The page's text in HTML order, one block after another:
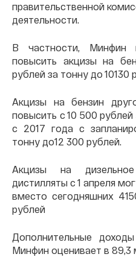
правительственной
деятельности.
В частности, Минфин
повысить акцизы на
рублей за тонну до 10130
Акцизы на бензин
повысить с 10 500 рублей
с 2017 года с
тонну до12 300 рублей.
Акцизы на
дистилляты с 1 апреля
вместо сегодняшних
рублей
Дополнительные
Минфин оценивает в 89,3